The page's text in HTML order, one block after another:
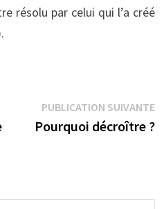
résolu par celui qui l’a créé
:
PUBLICATION SUIVANTE
Pourquoi décroître ?